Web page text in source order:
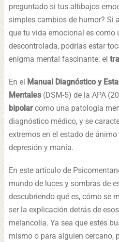
preguntado si tus altibajos
simples cambios de humor? Si
que tu vida emocional es como
descontrolada, podrías estar
enigma mental fascinante: el
En el Manual Diagnóstico y
Mentales(DSM-5) de la APA
bipolarcomo una patología
diagnóstico médico, y se
extremos en el estado de
depresión y manía.
En este artículo de
mundo de luces y sombras de
descubriendo qué es, cómo se
ser la explicación detrás de
melancolía. Ya sea que estés
mismo o para alguien cercano,